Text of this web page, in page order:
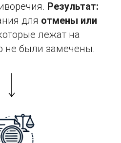
Результат:
для отмены или
лежат на
не были замечены.